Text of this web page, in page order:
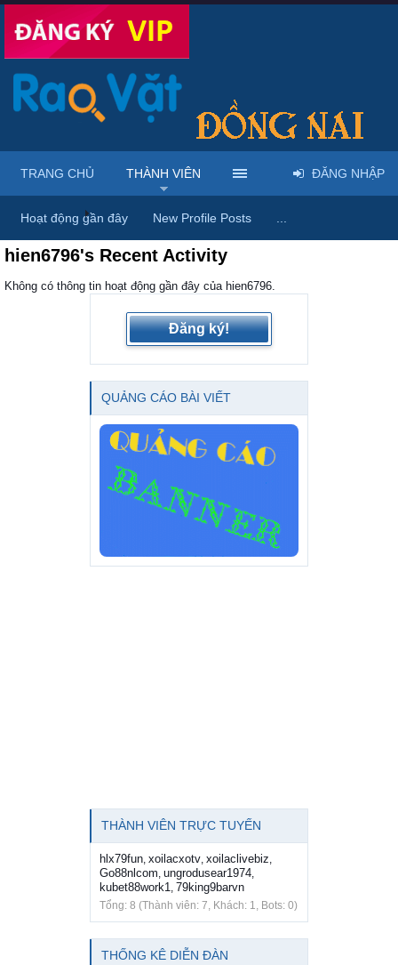
Trang chủ Thành viên
hien6796's Recent Activity
Không có thông tin hoạt động gần đây của hien6796.
Đăng ký!
QUẢNG CÁO BÀI VIẾT
THÀNH VIÊN TRỰC TUYẾN
hlx79fun, xoilacxotv, xoilaclivebiz,
Go88nlcom, ungrodusear1974,
kubet88work1, 79king9barvn
Tổng: 8 (Thành viên: 7, Khách: 1, Bots: 0)
THỐNG KÊ DIỄN ĐÀN
TRANG CHỦ THÀNH VIÊN
Hoạt động gần đây New Profile Posts
ĐĂNG NHẬP